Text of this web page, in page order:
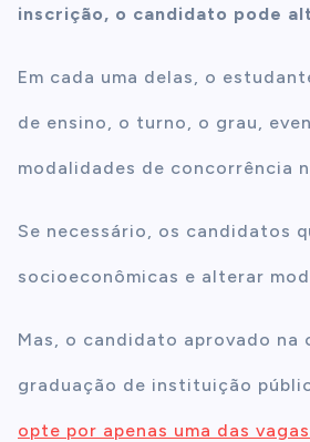
inscrição, o candidato pode
Em cada uma delas, o
de ensino, o turno, o grau,
modalidades de concorrência
Se necessário, os candidatos
socioeconômicas e alterar
Mas, o candidato aprovado na
graduação de instituição
opte por apenas uma das vagas